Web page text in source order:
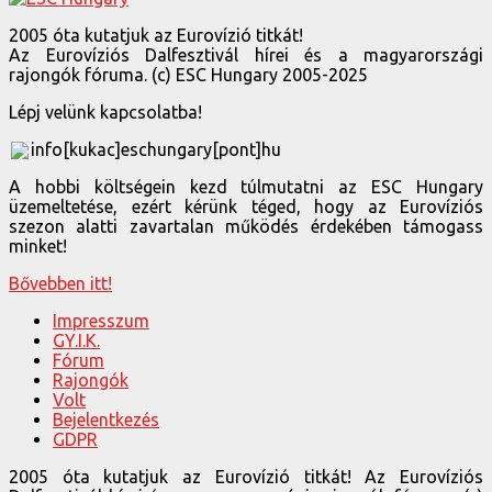
2005 óta kutatjuk az Eurovízió titkát!
Az Eurovíziós Dalfesztivál hírei és a magyarországi
rajongók fóruma. (c) ESC Hungary 2005-2025
Lépj velünk kapcsolatba!
info[kukac]eschungary[pont]hu
A hobbi költségein kezd túlmutatni az ESC Hungary
üzemeltetése, ezért kérünk téged, hogy az Eurovíziós
szezon alatti zavartalan működés érdekében támogass
minket!
Bővebben itt!
Impresszum
GY.I.K.
Fórum
Rajongók
Volt
Bejelentkezés
GDPR
2005 óta kutatjuk az Eurovízió titkát! Az Eurovíziós